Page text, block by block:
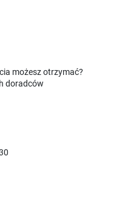
możesz otrzymać?
doradców